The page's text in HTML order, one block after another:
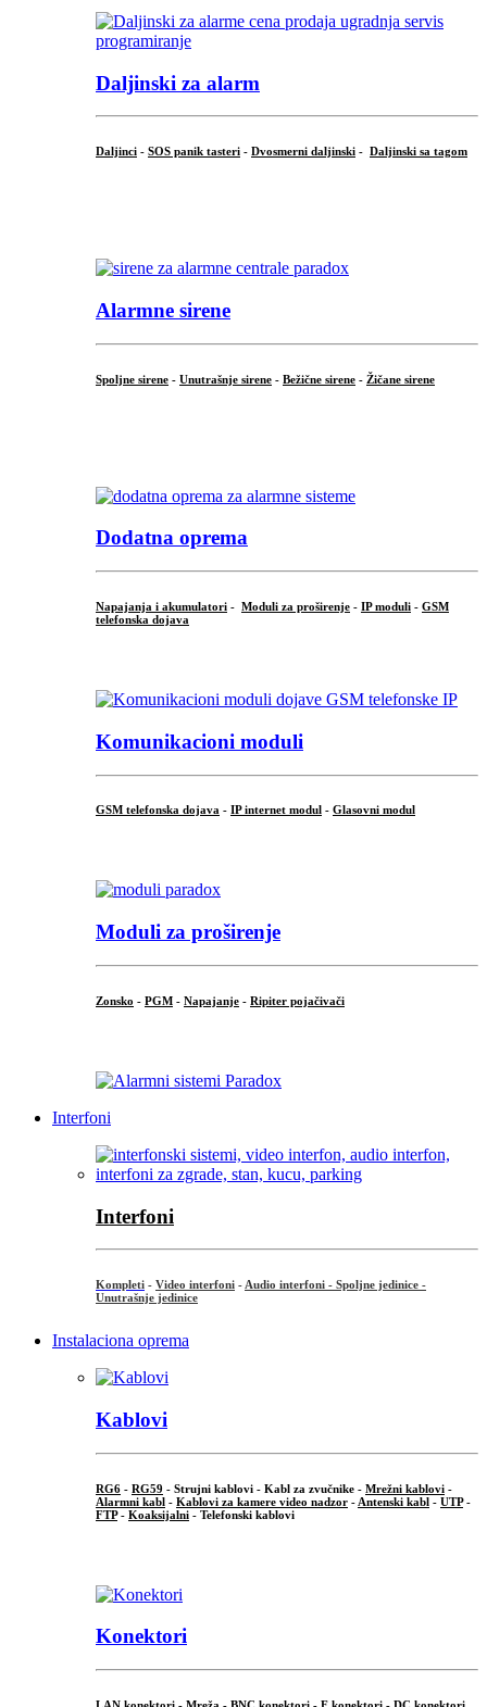
Daljinski za alarm
Daljinci - SOS panik tasteri - Dvosmerni daljinski - Daljinski sa tagom
Alarmne sirene
Spoljne sirene - Unutrašnje sirene - Bežične sirene - Žičane sirene
Dodatna oprema
Napajanja i akumulatori - Moduli za proširenje - IP moduli - GSM
telefonska dojava
Komunikacioni moduli
GSM telefonska dojava - IP internet modul - Glasovni modul
Moduli za proširenje
Zonsko - PGM - Napajanje - Ripiter pojačivači
Interfoni
Interfoni
Kompleti - Video interfoni - Audio interfoni - Spoljne jedinice -
Unutrašnje jedinice
Instalaciona oprema
Kablovi
RG6 - RG59 - Strujni kablovi - Kabl za zvučnike - Mrežni kablovi -
Alarmni kabl - Kablovi za kamere video nadzor - Antenski kabl - UTP-
FTP- Koaksijalni - Telefonski kablovi
Konektori